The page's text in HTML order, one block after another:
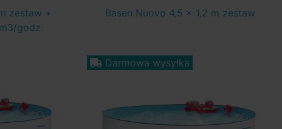
zestaw +
godz.
Basen Nuovo 4,5 x 1,2 m zestaw
Darmowa wysyłka